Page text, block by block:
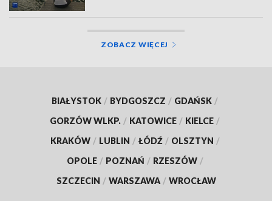
ZOBACZ WIĘCEJ
BIAŁYSTOK / BYDGOSZCZ / GDAŃSK /
GORZÓW WLKP. / KATOWICE / KIELCE /
KRAKÓW / LUBLIN / ŁÓDŹ / OLSZTYN /
OPOLE / POZNAŃ / RZESZÓW /
SZCZECIN / WARSZAWA / WROCŁAW